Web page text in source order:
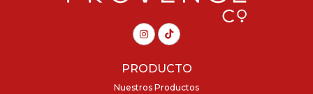
PRODUCTO
Nuestros Productos